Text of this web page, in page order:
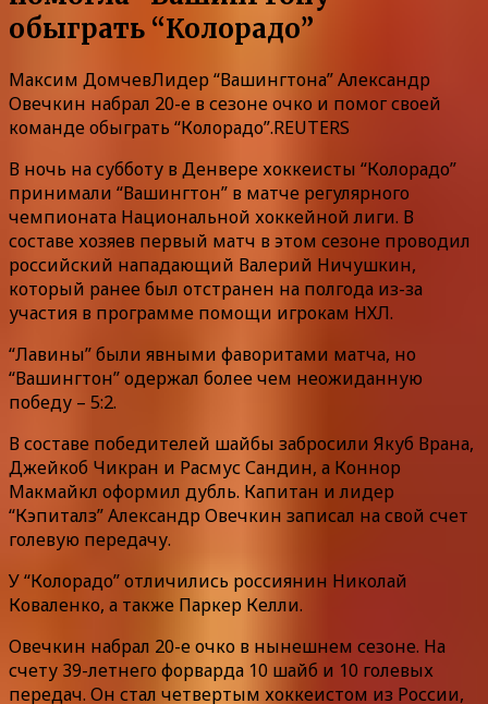
обыграть “Колорадо”
Максим ДомчевЛидер “Вашингтона” Александр
Овечкин набрал 20-е в сезоне очко и помог своей
команде обыграть “Колорадо”.REUTERS
В ночь на субботу в Денвере хоккеисты “Колорадо”
принимали “Вашингтон” в матче регулярного
чемпионата Национальной хоккейной лиги. В
составе хозяев первый матч в этом сезоне проводил
российский нападающий Валерий Ничушкин,
который ранее был отстранен на полгода из-за
участия в программе помощи игрокам НХЛ.
“Лавины” были явными фаворитами матча, но
“Вашингтон” одержал более чем неожиданную
победу – 5:2.
В составе победителей шайбы забросили Якуб Врана,
Джейкоб Чикран и Расмус Сандин, а Коннор
Макмайкл оформил дубль. Капитан и лидер
“Кэпиталз” Александр Овечкин записал на свой счет
голевую передачу.
У “Колорадо” отличились россиянин Николай
Коваленко, а также Паркер Келли.
Овечкин набрал 20-е очко в нынешнем сезоне. На
счету 39-летнего форварда 10 шайб и 10 голевых
передач. Он стал четвертым хоккеистом из России,